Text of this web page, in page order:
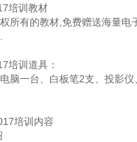
培训教材
所有的教材,免费赠送海量电
培训道具：
脑一台、白板笔2支、投影仪
培训内容